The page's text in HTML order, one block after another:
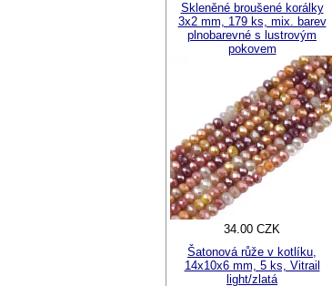
Skleněné broušené korálky
3x2 mm, 179 ks, mix. barev
plnobarevné s lustrovým
pokovem
34.00 CZK
Šatonová růže v kotlíku,
14x10x6 mm, 5 ks, Vitrail
light/zlatá